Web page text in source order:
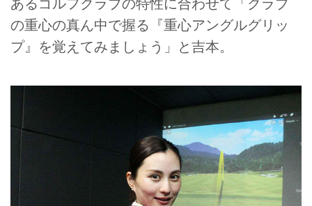
あるゴルフクラブの特性に合わせて「クラブ
の重心の真ん中で握る『重心アングルグリッ
プ』を覚えてみましょう」と吉本。